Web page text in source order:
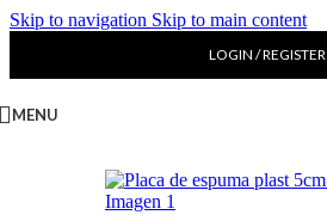
Skip to navigation Skip to main content
LOGIN / REGISTER
MENU